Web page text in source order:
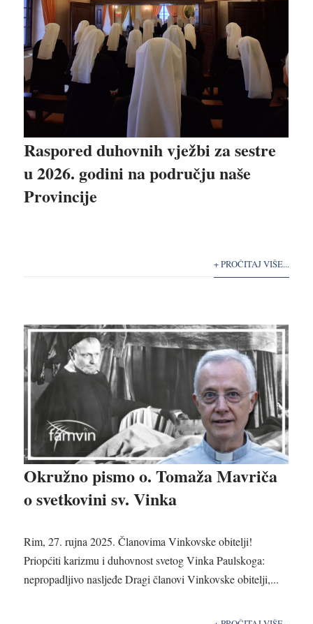
Raspored duhovnih vježbi za sestre
u 2026. godini na području naše
Provincije
+ PROČITAJ VIŠE...
Okružno pismo o. Tomaža Mavriča
o svetkovini sv. Vinka
Rim, 27. rujna 2025. Članovima Vinkovske obitelji!
Priopćiti karizmu i duhovnost svetog Vinka Paulskoga:
nepropadljivo nasljeđe Dragi članovi Vinkovske obitelji,...